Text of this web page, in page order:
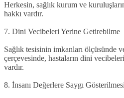
Herkesin, sağlık kurum ve
hakkı vardır.
7. Dini Vecibeleri Yerine Getirebilme
Sağlık tesisinin imkanları ölçüsünde
çerçevesinde, hastaların dini
vardır.
8. İnsanı Değerlere Saygı Gösterilmesi